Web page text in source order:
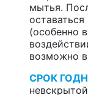
мытья.
(особенно
возможно
СРОК